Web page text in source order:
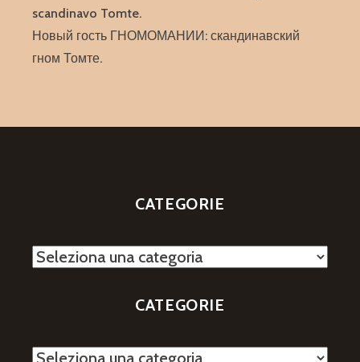
scandinavo Tomte.
Новый гость ГНОМОМАНИИ: скандинавский
гном Томте.
CATEGORIE
Categorie
CATEGORIE
Categorie